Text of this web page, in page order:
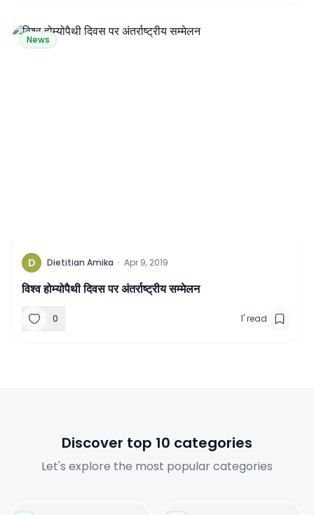
News
D Dietitian Amika · Apr 9, 2019
विश्‍व होम्‍योपैथी दिवस पर अंतर्राष्‍ट्रीय सम्‍मेलन
0 1'read
Discover top 10 categories
Let's explore the most popular categories